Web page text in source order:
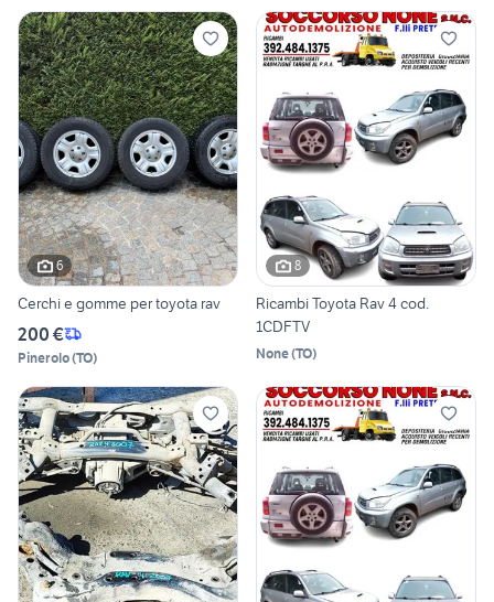
6
Cerchi e gomme per toyota rav
200 €
Pinerolo(TO)
8
Ricambi Toyota Rav 4 cod.
1CDFTV
None(TO)